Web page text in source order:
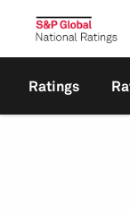
Ratings